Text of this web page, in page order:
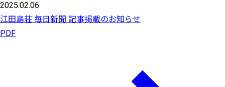
2025.02.06
江田島荘 毎日新聞 記事掲載のお知らせ
PDF